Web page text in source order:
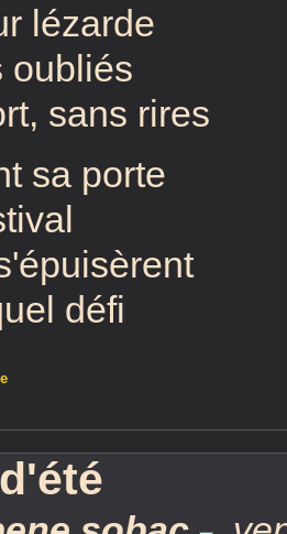
lézarde
oubliés
sans rires
sa porte
défi